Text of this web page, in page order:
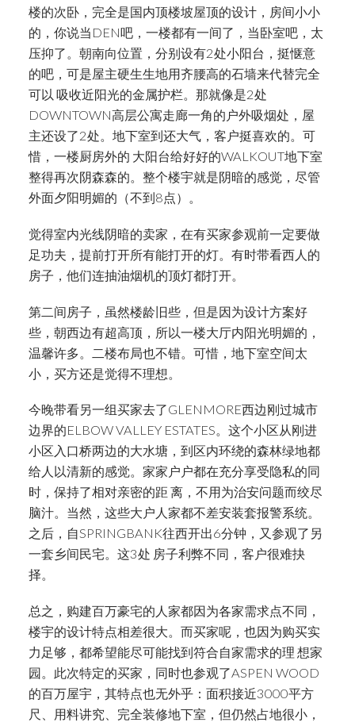
楼的次卧，完全是国内顶楼坡屋顶的设计，房间小小
的，你说当DEN吧，一楼都有一间了，当卧室吧，太
压抑了。朝南向位置，分别设有2处小阳台，挺惬意
的吧，可是屋主硬生生地用齐腰高的石墙来代替完全
可以 吸收近阳光的金属护栏。那就像是2处
DOWNTOWN高层公寓走廊一角的户外吸烟处，屋
主还设了2处。地下室到还大气，客户挺喜欢的。可
惜，一楼厨房外的 大阳台给好好的WALKOUT地下室
整得再次阴森森的。整个楼宇就是阴暗的感觉，尽管
外面夕阳明媚的（不到8点）。
觉得室内光线阴暗的卖家，在有买家参观前一定要做
足功夫，提前打开所有能打开的灯。有时带看西人的
房子，他们连抽油烟机的顶灯都打开。
第二间房子，虽然楼龄旧些，但是因为设计方案好
些，朝西边有超高顶，所以一楼大厅内阳光明媚的，
温馨许多。二楼布局也不错。可惜，地下室空间太
小，买方还是觉得不理想。
今晚带看另一组买家去了GLENMORE西边刚过城市
边界的ELBOW VALLEY ESTATES。这个小区从刚进
小区入口桥两边的大水塘，到区内环绕的森林绿地都
给人以清新的感觉。家家户户都在充分享受隐私的同
时，保持了相对亲密的距 离，不用为治安问题而绞尽
脑汁。当然，这些大户人家都不差安装套报警系统。
之后，自SPRINGBANK往西开出6分钟，又参观了另
一套乡间民宅。这3处 房子利弊不同，客户很难抉
择。
总之，购建百万豪宅的人家都因为各家需求点不同，
楼宇的设计特点相差很大。而买家呢，也因为购买实
力足够，都希望能尽可能找到符合自家需求的理 想家
园。此次特定的买家，同时也参观了ASPEN WOOD
的百万屋宇，其特点也无外乎：面积接近3000平方
尺、用料讲究、完全装修地下室，但仍然占地很小，